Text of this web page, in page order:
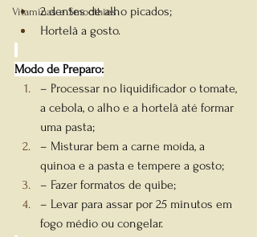
Vitaminas e Smoothies
2 dentes de alho picados;
Hortelã a gosto.
Modo de Preparo:
– Processar no liquidificador o tomate,
a cebola, o alho e a hortelã até formar
uma pasta;
– Misturar bem a carne moída, a
quinoa e a pasta e tempere a gosto;
– Fazer formatos de quibe;
– Levar para assar por 25 minutos em
fogo médio ou congelar.